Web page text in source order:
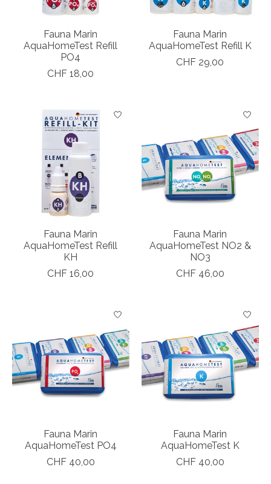
Fauna Marin
AquaHomeTest Refill
PO4
CHF 18,00
Fauna Marin
AquaHomeTest Refill K
CHF 29,00
Fauna Marin
AquaHomeTest Refill
KH
CHF 16,00
Fauna Marin
AquaHomeTest NO2 &
NO3
CHF 46,00
Fauna Marin
AquaHomeTest PO4
CHF 40,00
Fauna Marin
AquaHomeTest K
CHF 40,00